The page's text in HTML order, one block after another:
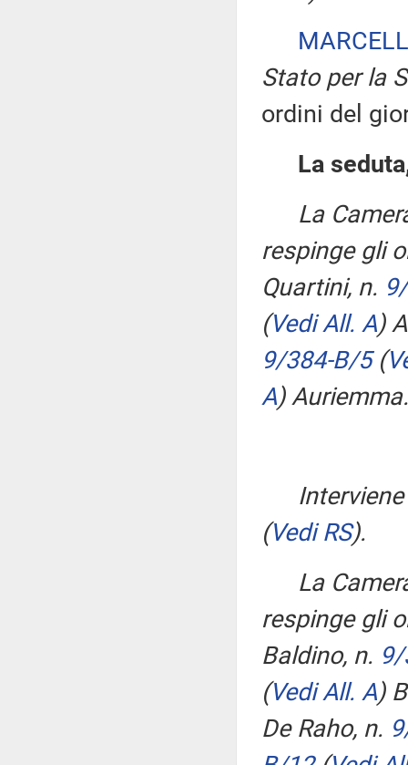
Stato per la
ordini del
La
La
respinge gli
Quartini, n.
(Vedi All. A)
9/384-B/5 (
A)Auriemma.
(Vedi RS).
La
respinge gli
Baldino, n.
(Vedi All. A)
De Raho, n.